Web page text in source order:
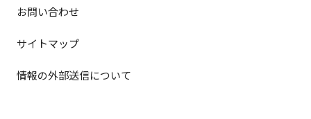
お問い合わせ
サイトマップ
情報の外部送信について